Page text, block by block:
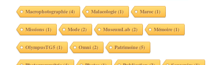
Macrophotographie(4) Malacologie(1) Maroc(1)
Missions(1) Mode(2) MuseumLab (2) Mémoire(1)
OlympusTG5(1) Omni (2) Patrimoine(5)